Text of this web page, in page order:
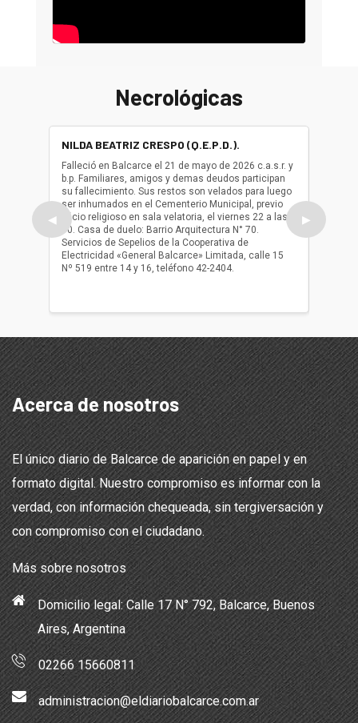
Necrológicas
◀
NILDA BEATRIZ CRESPO (Q.E.P.D.).
Falleció en Balcarce el 21 de mayo de 2026 c.a.s.r. y
b.p. Familiares, amigos y demas deudos participan
su fallecimiento. Sus restos son velados para luego
ser inhumados en el Cementerio Municipal, previo
oficio religioso en sala velatoria, el viernes 22 a las
10. Casa de duelo: Barrio Arquitectura N° 70.
Servicios de Sepelios de la Cooperativa de
Electricidad «General Balcarce» Limitada, calle 15
Nº 519 entre 14 y 16, teléfono 42-2404.
ser
oficio
▶
Acerca de nosotros
El único diario de Balcarce de aparición en papel y en
formato digital. Nuestro compromiso es informar con la
verdad, con información chequeada, sin tergiversación y
con compromiso con el ciudadano.
Más sobre nosotros
Domicilio legal: Calle 17 N° 792, Balcarce, Buenos
Aires, Argentina
02266 15660811
administracion@eldiariobalcarce.com.ar